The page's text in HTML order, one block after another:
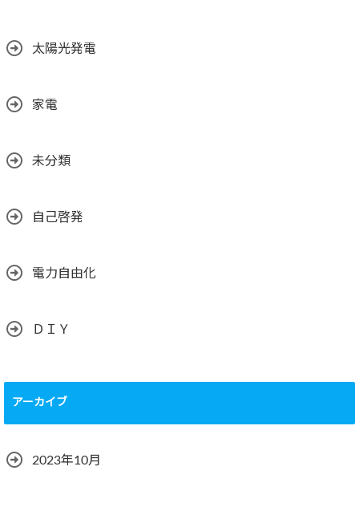
太陽光発電
家電
未分類
自己啓発
電力自由化
ＤＩＹ
アーカイブ
2023年10月